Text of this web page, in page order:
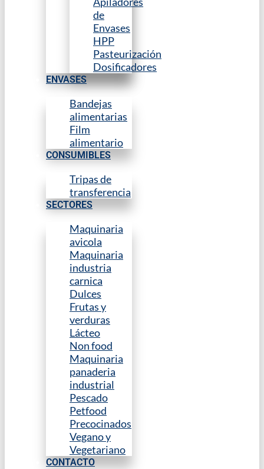
de
Envases
HPP
Pasteurización
Dosificadores
ENVASES
Bandejas
alimentarias
Film
alimentario
CONSUMIBLES
Tripas de
transferencia
SECTORES
Maquinaria
avicola
Maquinaria
industria
carnica
Dulces
Frutas y
verduras
Lácteo
Non food
Maquinaria
panaderia
industrial
Pescado
Petfood
Precocinados
Vegano y
Vegetariano
CONTACTO